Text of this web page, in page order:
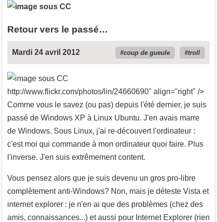
Retour vers le passé…
Mardi 24 avril 2012 coup de gueule troll
http://www.flickr.com/photos/lin/24660690" align="right" />
Comme vous le savez (ou pas) depuis l'été dernier, je suis
passé de Windows XP à Linux Ubuntu. J'en avais marre
de Windows. Sous Linux, j'ai re-découvert l'ordinateur :
c'est moi qui commande à mon ordinateur quoi faire. Plus
l'inverse. J'en suis extrêmement content.
Vous pensez alors que je suis devenu un gros pro-libre
complètement anti-Windows? Non, mais je déteste Vista et
internet explorer : je n'en ai que des problèmes (chez des
amis, connaissances...) et aussi pour Internet Explorer (rien